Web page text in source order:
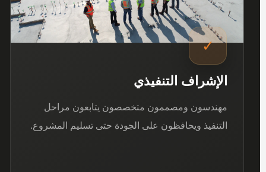
✓
الإشراف التنفيذي
مهندسون ومصممون متخصصون يتابعون مراحل
التنفيذ ويحافظون على الجودة حتى تسليم المشروع.